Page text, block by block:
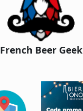
French Beer Geek